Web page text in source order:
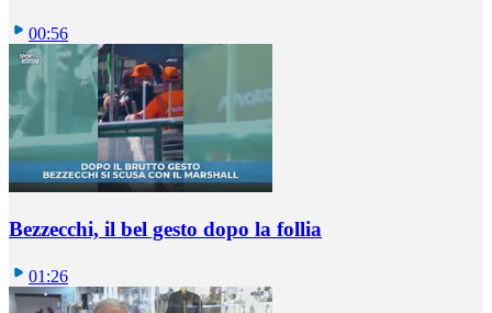
00:56
Bezzecchi, il bel gesto dopo la follia
01:26